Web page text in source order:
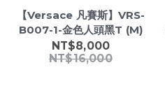
【Versace 凡賽斯】VRS-
B007-1-金色人頭黑T (M)
NT$8,000
NT$16,000